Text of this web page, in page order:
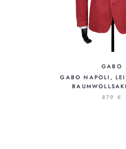
GABO
GABO NAPOLI,
879 €